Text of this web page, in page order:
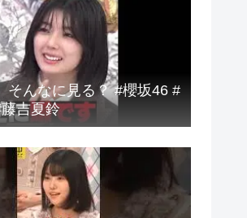
そんなに見る？ #櫻坂46 #
吉夏鈴